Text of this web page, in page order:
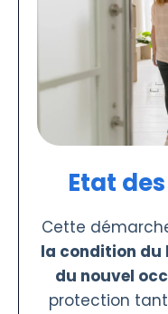
Etat
Cette
la condition du
du nouvel
protection